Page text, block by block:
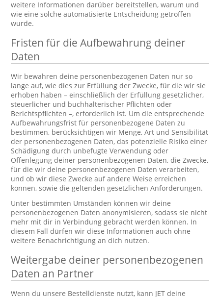
weitere Informationen darüber bereitstellen, warum und
wie eine solche automatisierte Entscheidung getroffen
wurde.
Fristen für die Aufbewahrung deiner
Daten
Wir bewahren deine personenbezogenen Daten nur so
lange auf, wie dies zur Erfüllung der Zwecke, für die wir sie
erhoben haben – einschließlich der Erfüllung gesetzlicher,
steuerlicher und buchhalterischer Pflichten oder
Berichtspflichten –, erforderlich ist. Um die entsprechende
Aufbewahrungsfrist für personenbezogene Daten zu
bestimmen, berücksichtigen wir Menge, Art und Sensibilität
der personenbezogenen Daten, das potenzielle Risiko einer
Schädigung durch unbefugte Verwendung oder
Offenlegung deiner personenbezogenen Daten, die Zwecke,
für die wir deine personenbezogenen Daten verarbeiten,
und ob wir diese Zwecke auf andere Weise erreichen
können, sowie die geltenden gesetzlichen Anforderungen.
Unter bestimmten Umständen können wir deine
personenbezogenen Daten anonymisieren, sodass sie nicht
mehr mit dir in Verbindung gebracht werden können. In
diesem Fall dürfen wir diese Informationen auch ohne
weitere Benachrichtigung an dich nutzen.
Weitergabe deiner personenbezogenen
Daten an Partner
Wenn du unsere Bestelldienste nutzt, kann JET deine